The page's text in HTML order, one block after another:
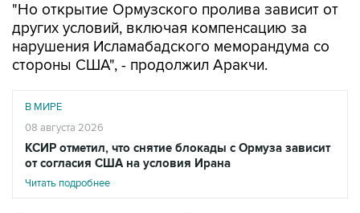
"Но открытие Ормузского пролива зависит от
других условий, включая компенсацию за
нарушения Исламабадского меморандума со
стороны США", - продолжил Аракчи.
В МИРЕ
08 августа 2026
КСИР отметил, что снятие блокады с Ормуза зависит
от согласия США на условия Ирана
Читать подробнее